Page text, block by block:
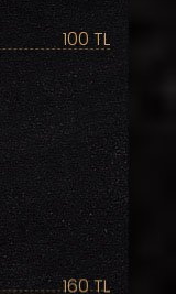
100 TL
160 TL